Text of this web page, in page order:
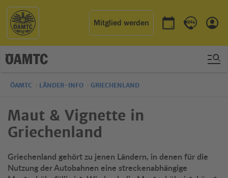
Mitglied werden
Termin buchen
Kontakt &
ÖAMTC LÄNDER-INFO GRIECHENLAND
Maut & Vignette in
Griechenland
Griechenland gehört zu jenen Ländern, in denen für die
Nutzung der Autobahnen eine streckenabhängige